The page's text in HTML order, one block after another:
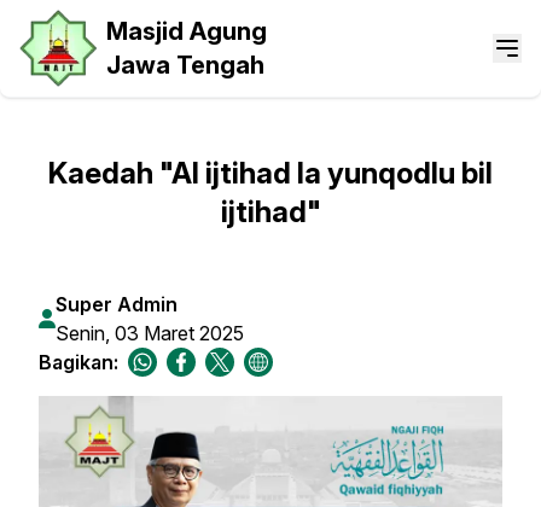
Masjid Agung
Jawa Tengah
Kaedah "Al ijtihad la yunqodlu bil
ijtihad"
Super Admin
Senin, 03 Maret 2025
Bagikan: